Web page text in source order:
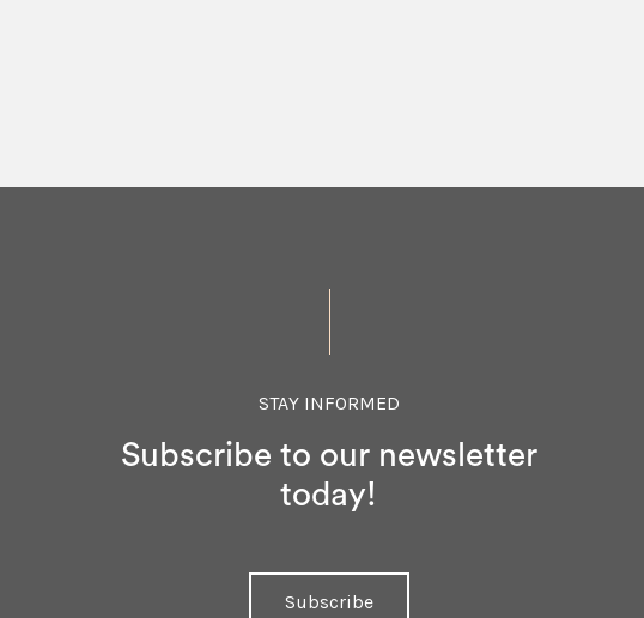
STAY INFORMED
Subscribe to our newsletter
today!
Subscribe